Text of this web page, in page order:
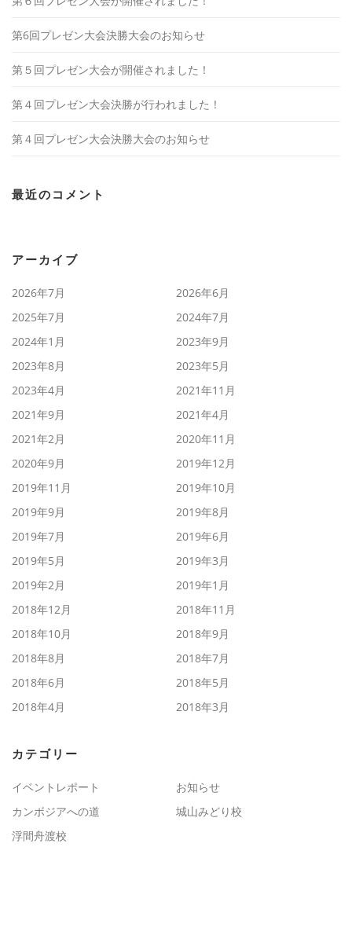
第6回プレゼン大会決勝大会のお知らせ
第５回プレゼン大会が開催されました！
第４回プレゼン大会決勝が行われました！
第４回プレゼン大会決勝大会のお知らせ
最近のコメント
アーカイブ
2026年7月
2026年6月
2025年7月
2024年7月
2024年1月
2023年9月
2023年8月
2023年5月
2023年4月
2021年11月
2021年9月
2021年4月
2021年2月
2020年11月
2020年9月
2019年12月
2019年11月
2019年10月
2019年9月
2019年8月
2019年7月
2019年6月
2019年5月
2019年3月
2019年2月
2019年1月
2018年12月
2018年11月
2018年10月
2018年9月
2018年8月
2018年7月
2018年6月
2018年5月
2018年4月
2018年3月
カテゴリー
イベントレポート
お知らせ
カンボジアへの道
城山みどり校
浮間舟渡校